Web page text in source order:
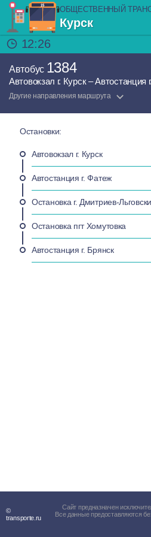
ОБЩЕСТВЕННЫЙ
Курск
12:26
Автобус 1384
Автовокзал г. Курск – Автостанция
Другие направления маршрута
Остановки:
Автовокзал г. Курск
Автостанция г. Фатеж
Остановка г. Дмитриев-
Остановка пгт Хомутовка
Автостанция г. Брянск
©
transporte.ru
Сайт предназначен
Все данные предоставляются